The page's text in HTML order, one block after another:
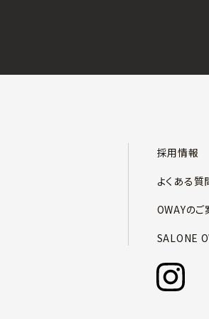
採用情報
よくある質
OWAYのご
SALONE